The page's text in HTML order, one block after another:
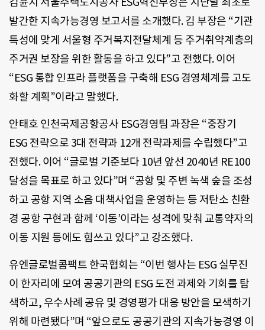
발간한 지속가능경영 보고서를 소개했다. 김 부장은 “기관
특성에 맞게 서울형 주거복지전달체계 등 주거취약계층의
주거권 보장을 위한 활동을 하고 있다”고 전했다. 이어
“ESG 통합 인프라 플랫폼을 구축해 ESG 경영체계를 고도
화할 계획”이라고 말했다.
안태호 인천국제공항공사 ESG경영팀 과장은 “중장기
ESG 전략으로 3대 전략과 12개 전략과제를 수립했다”고
전했다. 이어 “글로벌 기준보다 10년 앞선 2040년 RE100
달성을 목표로 하고 있다”며 “공항 및 주변 녹색 숲을 조성
하고 공항 지역 소음 대책사업을 운영하는 등 저탄소 친환
경 공항 구현과 함께 ‘이동’이라는 성격에 맞춰 교통약자의
이동 지원 등에도 힘쓰고 있다”고 강조했다.
유엔글로벌콤팩트 한국협회는 “이번 행사는 ESG 실무진
이 한자리에 모여 공공기관의 ESG 도전 과제와 기회를 탐
색하고, 우수사례 공유 및 경영평가 대응 방안을 모색하기
위해 마련됐다”며 “앞으로도 공공기관의 지속가능경영 이